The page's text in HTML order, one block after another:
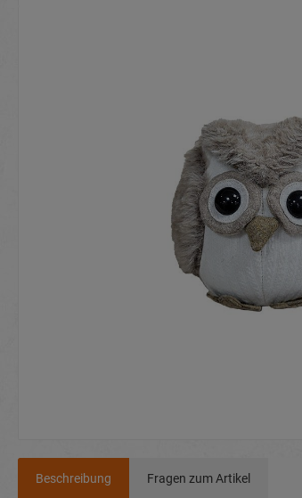
Beschreibung Fragen zum Artikel